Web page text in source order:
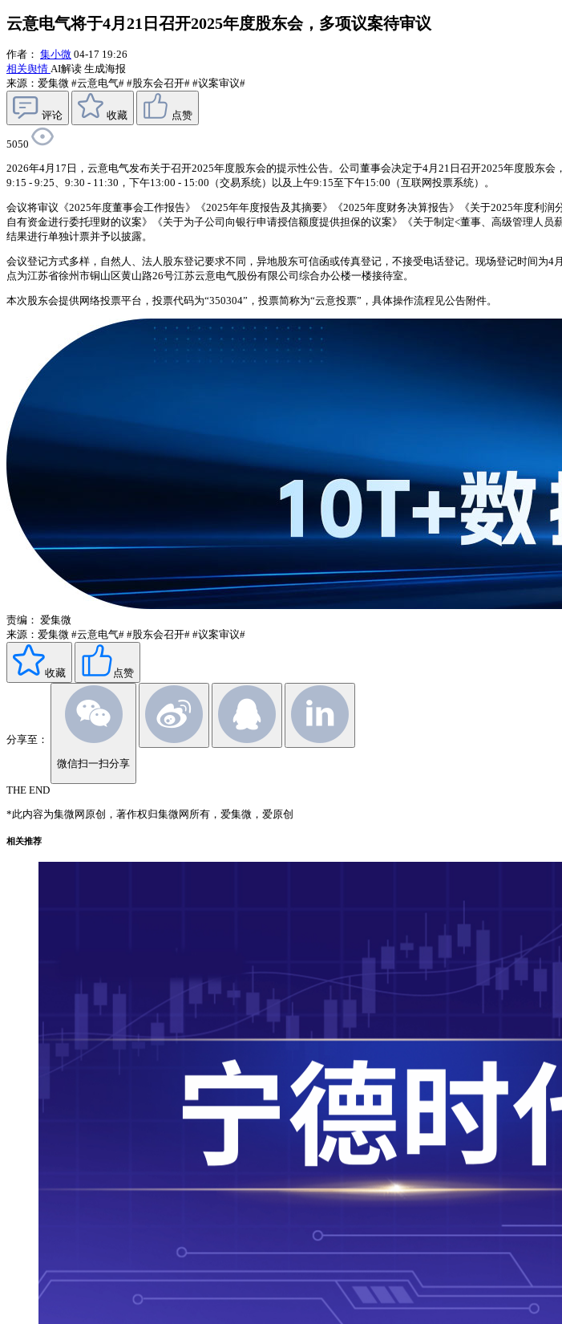
云意电气将于4月21日召开2025年度股东会，多项议案待审议
作者： 集小微 04-17 19:26
相关舆情 AI解读 生成海报
来源：爱集微 #云意电气# #股东会召开# #议案审议#
评论 收藏 点赞
5050
2026年4月17日，云意电气发布关于召开2025年度股东会的提示性公告。公司董事会决定于4月21日召开2025年度股东
9:15 - 9:25、9:30 - 11:30，下午13:00 - 15:00（交易系统）以及上午9:15至下午15:00（互联网投票系统）。
会议将审议《2025年度董事会工作报告》《2025年年度报告及其摘要》《2025年度财务决算报告》《关于2025年度利
自有资金进行委托理财的议案》《关于为子公司向银行申请授信额度提供担保的议案》《关于制定<董事、高级管理人
结果进行单独计票并予以披露。
会议登记方式多样，自然人、法人股东登记要求不同，异地股东可信函或传真登记，不接受电话登记。现场登记时间为
点为江苏省徐州市铜山区黄山路26号江苏云意电气股份有限公司综合办公楼一楼接待室。
本次股东会提供网络投票平台，投票代码为“350304”，投票简称为“云意投票”，具体操作流程见公告附件。
责编： 爱集微
来源：爱集微 #云意电气# #股东会召开# #议案审议#
收藏 点赞
分享至：
微信扫一扫分享
THE END
*此内容为集微网原创，著作权归集微网所有，爱集微，爱原创
相关推荐